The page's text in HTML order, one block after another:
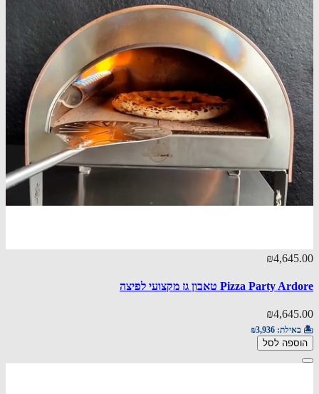
₪4,645.00
Pizza Party Ardore טאבון גז מקצועי לפיצה
₪4,645.00
🏝️ באילת: ₪3,936
הוספה לסל